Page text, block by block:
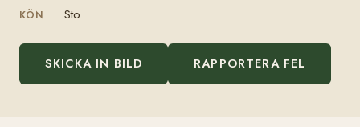
KÖN Sto
SKICKA IN BILD RAPPORTERA FEL